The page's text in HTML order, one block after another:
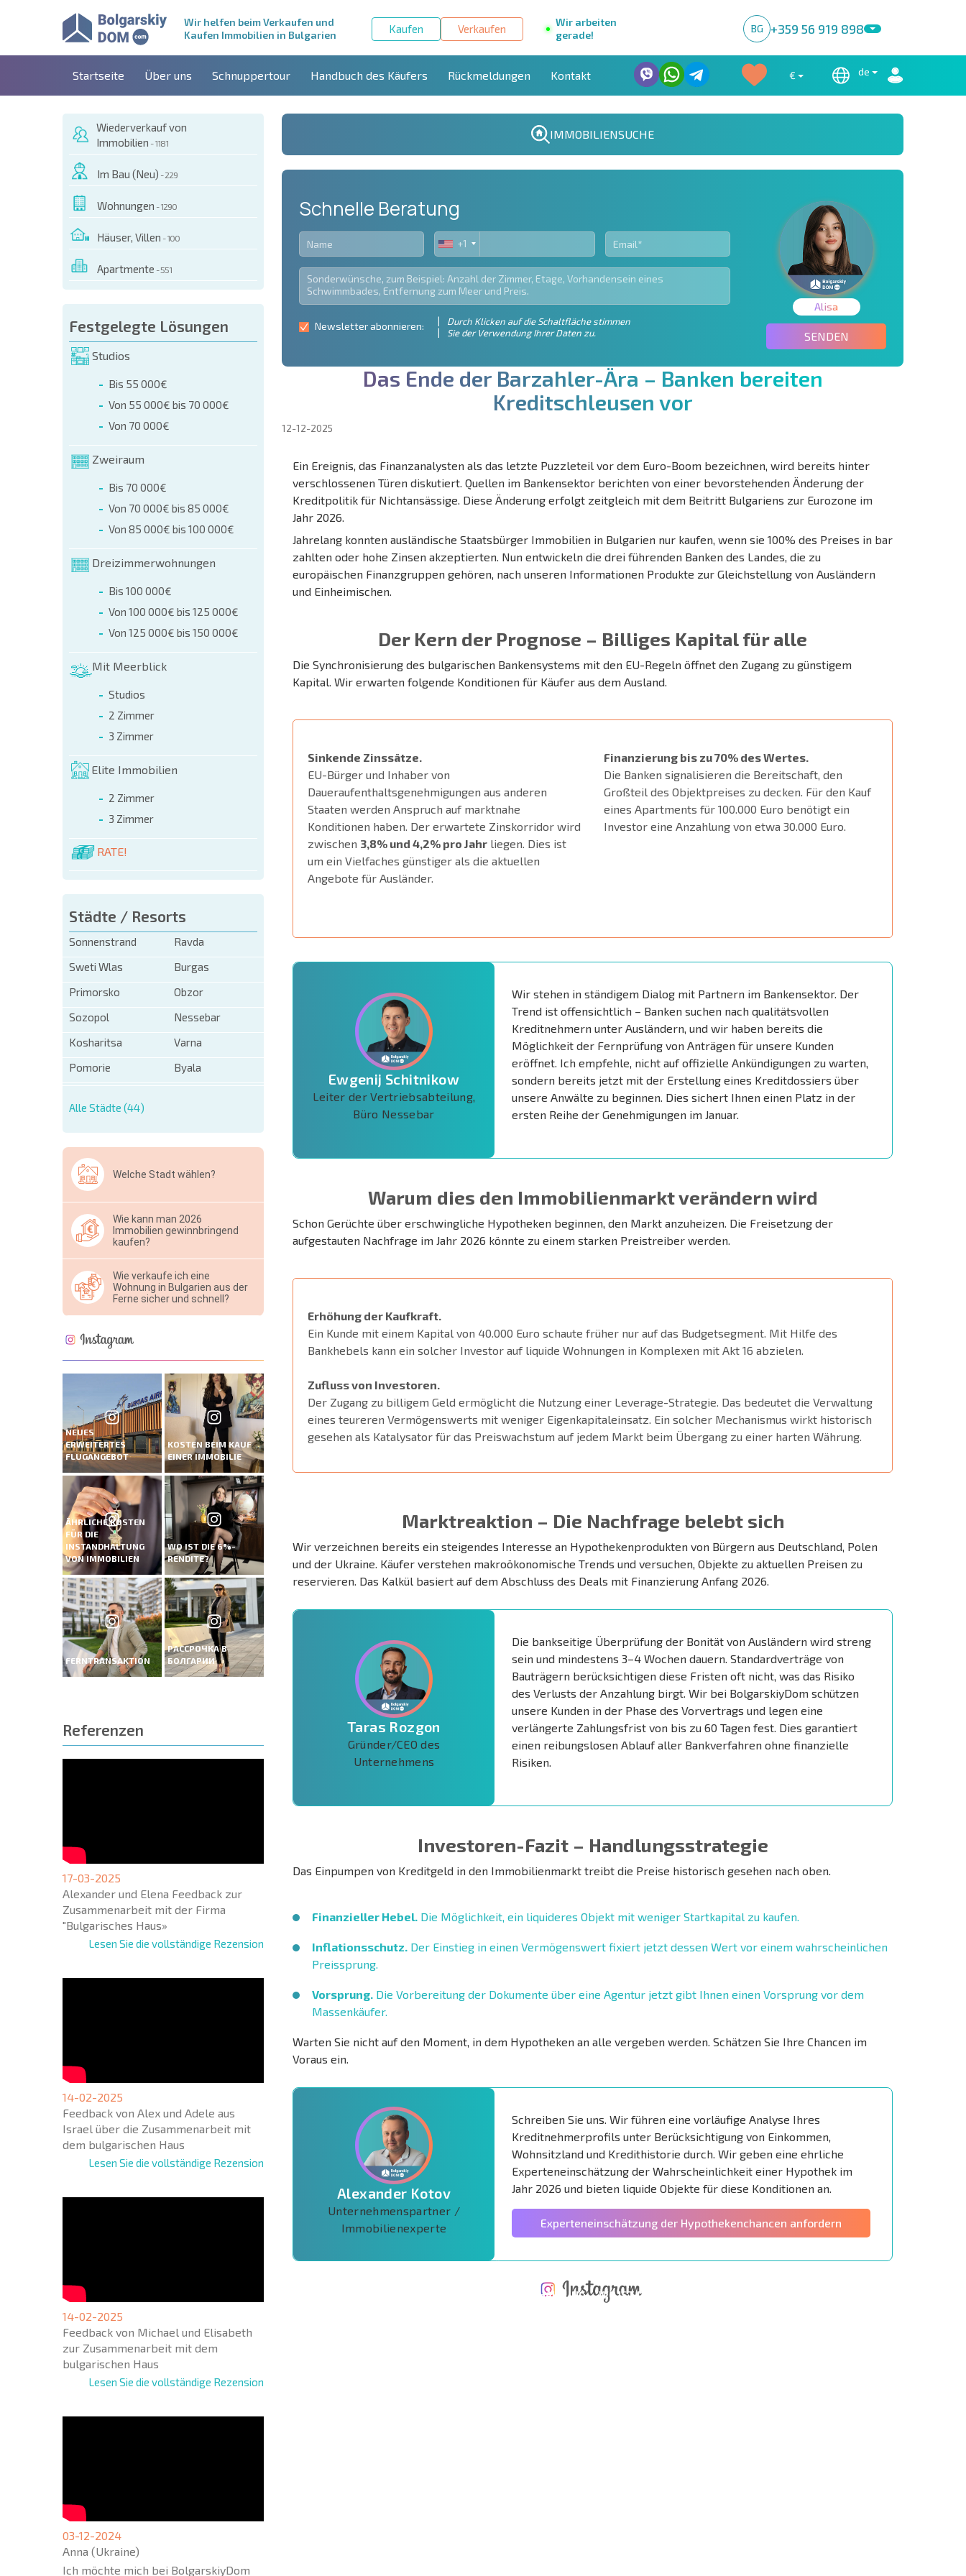
Wir helfen beim Verkaufen und
Kaufen Immobilien in Bulgarien
Kaufen Verkaufen
Wir arbeiten
gerade!
BG +359 56 919 898
Startseite Über uns Schnuppertour Handbuch des Käufers Rückmeldungen Kontakt € de
Wiederverkauf von
Immobilien - 1181
Im Bau (Neu) - 229
Wohnungen - 1290
Häuser, Villen - 100
Apartmente - 551
Festgelegte Lösungen
Studios
Bis 55 000€
Von 55 000€ bis 70 000€
Von 70 000€
Zweiraum
Bis 70 000€
Von 70 000€ bis 85 000€
Von 85 000€ bis 100 000€
Dreizimmerwohnungen
Bis 100 000€
Von 100 000€ bis 125 000€
Von 125 000€ bis 150 000€
Mit Meerblick
Studios
2 Zimmer
3 Zimmer
Elite Immobilien
2 Zimmer
3 Zimmer
RATE!
Städte / Resorts
Sonnenstrand
Ravda
Sweti Wlas
Burgas
Primorsko
Obzor
Sozopol
Nessebar
Kosharitsa
Varna
Pomorie
Byala
Alle Städte (44)
Welche Stadt wählen?
Wie kann man 2026
Immobilien gewinnbringend
kaufen?
Wie verkaufe ich eine
Wohnung in Bulgarien aus der
Ferne sicher und schnell?
NEUES
ERWEITERTES
FLUGANGEBOT
KOSTEN BEIM KAUF
EINER IMMOBILIE
ÄHRLICHE KOSTEN
FÜR DIE
INSTANDHALTUNG
VON IMMOBILIEN
WO IST DIE 6%-
RENDITE?
FERNTRANSAKTION
РАССРОЧКА В
БОЛГАРИИ
Referenzen
17-03-2025
Alexander und Elena Feedback zur
Zusammenarbeit mit der Firma
"Bulgarisches Haus»
Lesen Sie die vollständige Rezension
14-02-2025
Feedback von Alex und Adele aus
Israel über die Zusammenarbeit mit
dem bulgarischen Haus
Lesen Sie die vollständige Rezension
14-02-2025
Feedback von Michael und Elisabeth
zur Zusammenarbeit mit dem
bulgarischen Haus
Lesen Sie die vollständige Rezension
03-12-2024
Anna (Ukraine)
Ich möchte mich bei BolgarskiyDom
IMMOBILIENSUCHE
Schnelle Beratung
United
+1
+1
Newsletter abonnieren:
Durch Klicken auf die Schaltfläche stimmen
Sie der Verwendung Ihrer Daten zu.
Alisa
SENDEN
Das Ende der Barzahler-Ära – Banken bereiten
Kreditschleusen vor
12-12-2025
Ein Ereignis, das Finanzanalysten als das letzte Puzzleteil vor dem Euro-Boom bezeichnen, wird bereits hinter
verschlossenen Türen diskutiert. Quellen im Bankensektor berichten von einer bevorstehenden Änderung der
Kreditpolitik für Nichtansässige. Diese Änderung erfolgt zeitgleich mit dem Beitritt Bulgariens zur Eurozone im
Jahr 2026.
Jahrelang konnten ausländische Staatsbürger Immobilien in Bulgarien nur kaufen, wenn sie 100% des Preises in bar
zahlten oder hohe Zinsen akzeptierten. Nun entwickeln die drei führenden Banken des Landes, die zu
europäischen Finanzgruppen gehören, nach unseren Informationen Produkte zur Gleichstellung von Ausländern
und Einheimischen.
Der Kern der Prognose – Billiges Kapital für alle
Die Synchronisierung des bulgarischen Bankensystems mit den EU-Regeln öffnet den Zugang zu günstigem
Kapital. Wir erwarten folgende Konditionen für Käufer aus dem Ausland.
Sinkende Zinssätze.
EU-Bürger und Inhaber von
Daueraufenthaltsgenehmigungen aus anderen
Staaten werden Anspruch auf marktnahe
Konditionen haben. Der erwartete Zinskorridor wird
zwischen 3,8% und 4,2% pro Jahr liegen. Dies ist
um ein Vielfaches günstiger als die aktuellen
Angebote für Ausländer.
Finanzierung bis zu 70% des Wertes.
Die Banken signalisieren die Bereitschaft, den
Großteil des Objektpreises zu decken. Für den Kauf
eines Apartments für 100.000 Euro benötigt ein
Investor eine Anzahlung von etwa 30.000 Euro.
Ewgenij Schitnikow
Leiter der Vertriebsabteilung,
Büro Nessebar
Wir stehen in ständigem Dialog mit Partnern im Bankensektor. Der
Trend ist offensichtlich – Banken suchen nach qualitätsvollen
Kreditnehmern unter Ausländern, und wir haben bereits die
Möglichkeit der Fernprüfung von Anträgen für unsere Kunden
eröffnet. Ich empfehle, nicht auf offizielle Ankündigungen zu warten,
sondern bereits jetzt mit der Erstellung eines Kreditdossiers über
unsere Anwälte zu beginnen. Dies sichert Ihnen einen Platz in der
ersten Reihe der Genehmigungen im Januar.
Warum dies den Immobilienmarkt verändern wird
Schon Gerüchte über erschwingliche Hypotheken beginnen, den Markt anzuheizen. Die Freisetzung der
aufgestauten Nachfrage im Jahr 2026 könnte zu einem starken Preistreiber werden.
Erhöhung der Kaufkraft.
Ein Kunde mit einem Kapital von 40.000 Euro schaute früher nur auf das Budgetsegment. Mit Hilfe des
Bankhebels kann ein solcher Investor auf liquide Wohnungen in Komplexen mit Akt 16 abzielen.
Zufluss von Investoren.
Der Zugang zu billigem Geld ermöglicht die Nutzung einer Leverage-Strategie. Das bedeutet die Verwaltung
eines teureren Vermögenswerts mit weniger Eigenkapitaleinsatz. Ein solcher Mechanismus wirkt historisch
gesehen als Katalysator für das Preiswachstum auf jedem Markt beim Übergang zu einer harten Währung.
Marktreaktion – Die Nachfrage belebt sich
Wir verzeichnen bereits ein steigendes Interesse an Hypothekenprodukten von Bürgern aus Deutschland, Polen
und der Ukraine. Käufer verstehen makroökonomische Trends und versuchen, Objekte zu aktuellen Preisen zu
reservieren. Das Kalkül basiert auf dem Abschluss des Deals mit Finanzierung Anfang 2026.
Taras Rozgon
Gründer/CEO des
Unternehmens
Die bankseitige Überprüfung der Bonität von Ausländern wird streng
sein und mindestens 3–4 Wochen dauern. Standardverträge von
Bauträgern berücksichtigen diese Fristen oft nicht, was das Risiko
des Verlusts der Anzahlung birgt. Wir bei BolgarskiyDom schützen
unsere Kunden in der Phase des Vorvertrags und legen eine
verlängerte Zahlungsfrist von bis zu 60 Tagen fest. Dies garantiert
einen reibungslosen Ablauf aller Bankverfahren ohne finanzielle
Risiken.
Investoren-Fazit – Handlungsstrategie
Das Einpumpen von Kreditgeld in den Immobilienmarkt treibt die Preise historisch gesehen nach oben.
Finanzieller Hebel. Die Möglichkeit, ein liquideres Objekt mit weniger Startkapital zu kaufen.
Inflationsschutz. Der Einstieg in einen Vermögenswert fixiert jetzt dessen Wert vor einem wahrscheinlichen
Preissprung.
Vorsprung. Die Vorbereitung der Dokumente über eine Agentur jetzt gibt Ihnen einen Vorsprung vor dem
Massenkäufer.
Warten Sie nicht auf den Moment, in dem Hypotheken an alle vergeben werden. Schätzen Sie Ihre Chancen im
Voraus ein.
Alexander Kotov
Unternehmenspartner /
Immobilienexperte
Schreiben Sie uns. Wir führen eine vorläufige Analyse Ihres
Kreditnehmerprofils unter Berücksichtigung von Einkommen,
Wohnsitzland und Kredithistorie durch. Wir geben eine ehrliche
Experteneinschätzung der Wahrscheinlichkeit einer Hypothek im
Jahr 2026 und bieten liquide Objekte für diese Konditionen an.
Experteneinschätzung der Hypothekenchancen anfordern
INSTANDHALTUNG
WO IST DIE 6%-